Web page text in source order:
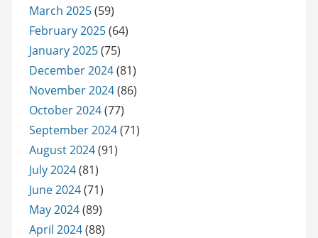
March 2025(59)
February 2025(64)
January 2025(75)
December 2024(81)
November 2024(86)
October 2024(77)
September 2024(71)
August 2024(91)
July 2024(81)
June 2024(71)
May 2024(89)
April 2024(88)